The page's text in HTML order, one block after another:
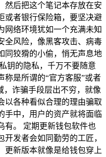
然后把这个笔记本存放在安
或者银行保险箱，要坚决避
网络环境犹如一个充满未知
全风险，像黑客攻击、病毒
同狡猾的小偷，悄无声息地
钥的隐私，千万不要随意
称是所谓的“官方客服”或者
，诈骗手段层出不穷，就像
以各种看似合理的理由骗取
手中，用户的资产就将面临
有。 定期更新钱包软件也
发者会如同勤劳的工匠，
更新版本就像是给钱包穿上